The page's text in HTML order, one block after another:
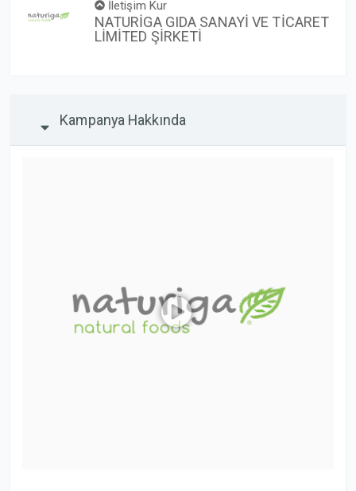
İletişim Kur
NATURİGA GIDA SANAYİ VE TİCARET
LİMİTED ŞİRKETİ
Kampanya Hakkında